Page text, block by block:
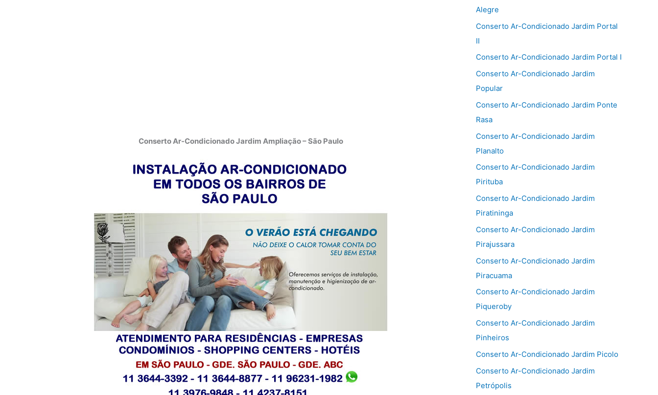
Conserto Ar-Condicionado Jardim Ampliação – São Paulo
Alegre
Conserto Ar-Condicionado Jardim Portal
II
Conserto Ar-Condicionado Jardim Portal I
Conserto Ar-Condicionado Jardim
Popular
Conserto Ar-Condicionado Jardim Ponte
Rasa
Conserto Ar-Condicionado Jardim
Planalto
Conserto Ar-Condicionado Jardim
Pirituba
Conserto Ar-Condicionado Jardim
Piratininga
Conserto Ar-Condicionado Jardim
Pirajussara
Conserto Ar-Condicionado Jardim
Piracuama
Conserto Ar-Condicionado Jardim
Piqueroby
Conserto Ar-Condicionado Jardim
Pinheiros
Conserto Ar-Condicionado Jardim Picolo
Conserto Ar-Condicionado Jardim
Petrópolis